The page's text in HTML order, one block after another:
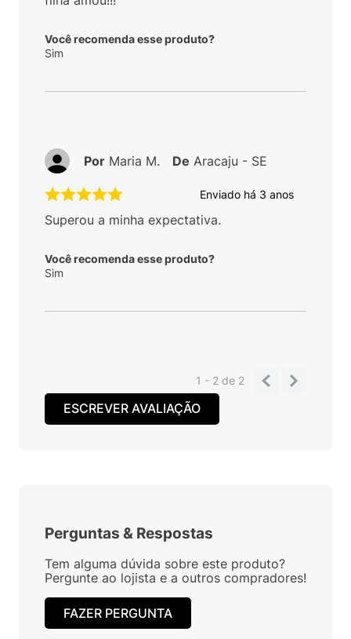
Você recomenda esse produto?
Sim
Enviado há 3 anos
Superou a minha expectativa.
Você recomenda esse produto?
Sim
Por Maria M. De Aracaju - SE
1 - 2de 2
ESCREVER AVALIAÇÃO
Perguntas & Respostas
Tem alguma dúvida sobre este produto?
Pergunte ao lojista e a outros compradores!
FAZER PERGUNTA